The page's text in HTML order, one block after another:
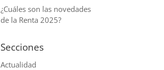
¿Cuáles son las novedades
de la Renta 2025?
Secciones
Actualidad